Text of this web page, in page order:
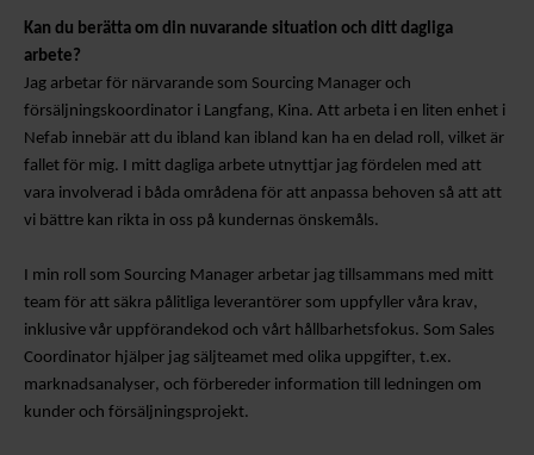
Kan du berätta om din nuvarande situation och ditt dagliga
arbete?
Jag arbetar för närvarande som Sourcing Manager och
försäljningskoordinator i Langfang, Kina. Att arbeta i en liten enhet i
Nefab innebär att du ibland kan ibland kan ha en delad roll, vilket är
fallet för mig. I mitt dagliga arbete utnyttjar jag fördelen med att
vara involverad i båda områdena för att anpassa behoven så att att
vi bättre kan rikta in oss på kundernas önskemåls.
I min roll som Sourcing Manager arbetar jag tillsammans med mitt
team för att säkra pålitliga leverantörer som uppfyller våra krav,
inklusive vår uppförandekod och vårt hållbarhetsfokus. Som Sales
Coordinator hjälper jag säljteamet med olika uppgifter, t.ex.
marknadsanalyser, och förbereder information till ledningen om
kunder och försäljningsprojekt.